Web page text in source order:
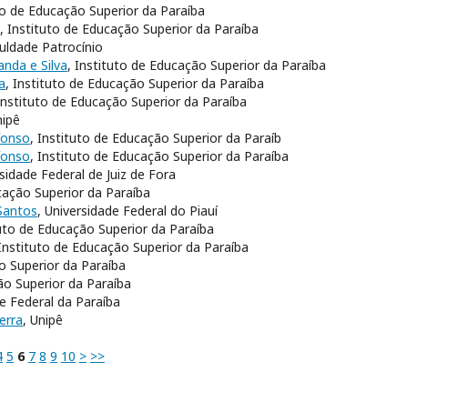
de Educação Superior da Paraíba
, Instituto de Educação Superior da Paraíba
Patrocínio
e Silva, Instituto de Educação Superior da Paraíba
, Instituto de Educação Superior da Paraíba
de Educação Superior da Paraíba
, Instituto de Educação Superior da Paraíb
, Instituto de Educação Superior da Paraíba
Federal de Juiz de Fora
Superior da Paraíba
, Universidade Federal do Piauí
de Educação Superior da Paraíba
de Educação Superior da Paraíba
Superior da Paraíba
Superior da Paraíba
Federal da Paraíba
, Unipê
5 6 7 8 9 10 > >>